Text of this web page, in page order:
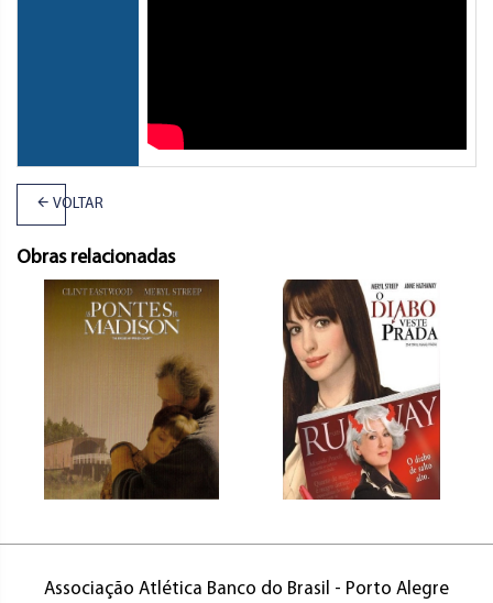
VOLTAR
Obras relacionadas
Associação Atlética Banco do Brasil - Porto Alegre